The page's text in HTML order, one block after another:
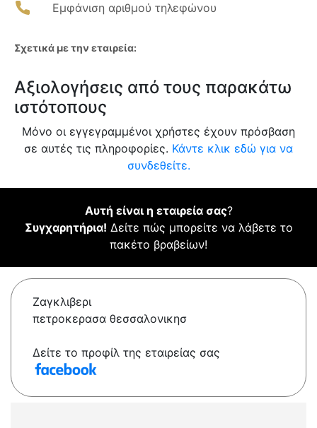
Εμφάνιση αριθμού τηλεφώνου
Σχετικά με την εταιρεία:
Αξιολογήσεις από τους παρακάτω
ιστότοπους
Μόνο οι εγγεγραμμένοι χρήστες έχουν πρόσβαση
σε αυτές τις πληροφορίες. Κάντε κλικ εδώ για να
συνδεθείτε.
Αυτή είναι η εταιρεία σας?
Συγχαρητήρια! Δείτε πώς μπορείτε να λάβετε το
πακέτο βραβείων!
Ζαγκλιβερι
πετροκερασα θεσσαλονικησ
Δείτε το προφίλ της εταιρείας σας